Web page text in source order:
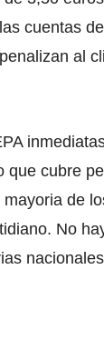
cuentas
al
que cubre
de
No